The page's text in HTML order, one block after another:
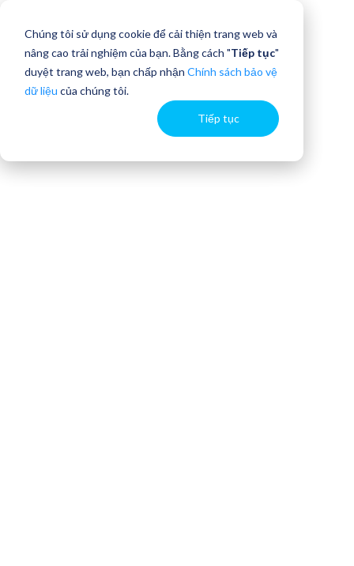
Chúng tôi sử dụng cookie để cải thiện trang web và
nâng cao trải nghiệm của bạn. Bằng cách "Tiếp tục"
duyệt trang web, bạn chấp nhận Chính sách bảo vệ
dữ liệu của chúng tôi.
Tiếp tục